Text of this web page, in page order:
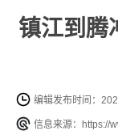
镇江到腾
编辑发布时间：
信息来源：https://